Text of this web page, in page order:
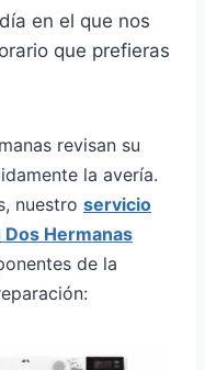
en el que nos
que prefieras
revisan su
la avería.
nuestro servicio
Hermanas
de la